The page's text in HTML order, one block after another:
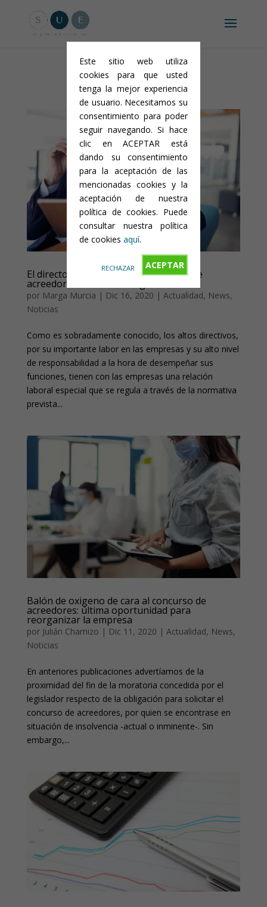
Este sitio web utiliza
cookies para que usted
tenga la mejor experiencia
de usuario. Necesitamos su
consentimiento para poder
seguir navegando. Si hace
clic en ACEPTAR está
dando su consentimiento
para la aceptación de las
mencionadas cookies y la
aceptación de nuestra
política de cookies. Puede
consultar nuestra política
de cookies aquí.
ACEPTAR
RECHAZAR
de cookies
El director general ante un concurso de
acreedores: novedades legales
por Marga Murcia | Dic 16, 2020 | Actualidad, News,
Noticias
Como es sobradamente conocido, los altos directivos,
por su importante labor en las empresas y su alto nivel
de responsabilidad a la hora de desempeñar sus
funciones, tienen con las empresas una relación
laboral especial que se regula a través de la normativa
prevista...
Balón de oxigeno de cara al concurso de
acreedores: última oportunidad para
reorganizar la empresa
por Julián Chamizo | Dic 11, 2020 | Actualidad, News,
Noticias
En anteriores publicaciones advertíamos de la
proximidad del fin de la moratoria concedida por el
legislador respecto de la obligación para solicitar el
concurso de acreedores, por quien se encontrase en
situación de insolvencia -actual o inminente-. Sin
embargo,...